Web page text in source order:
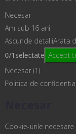
Necesar
Am sub 16 ani
Ascunde detaliiArata
0/1 selectate Accept
Necesar (1)
Politica de
Cookie-urile